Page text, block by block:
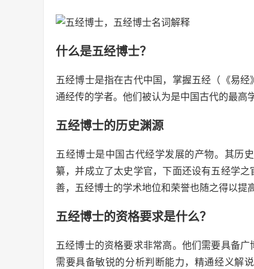
什么是五经博士？
五经博士是指在古代中国，掌握五经（《易
通经传的学者。他们被认为是中国古代的最高
五经博士的历史渊源
五经博士是中国古代经学发展的产物。其历
纂，并成立了太史学官，下面还设有五经学
善，五经博士的学术地位和荣誉也随之得以提高
五经博士的资格要求是什么？
五经博士的资格要求非常高。他们需要具备
需要具备敏锐的分析判断能力，精通经义解